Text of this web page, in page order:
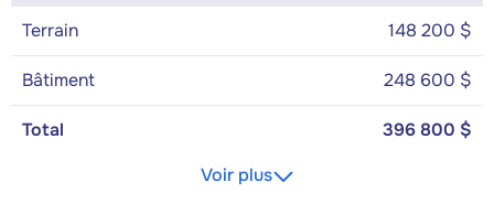
Terrain 148 200 $
Bâtiment 248 600 $
Total
396 800 $
Voir plus